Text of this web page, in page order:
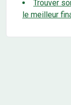
Trouver
le meilleur